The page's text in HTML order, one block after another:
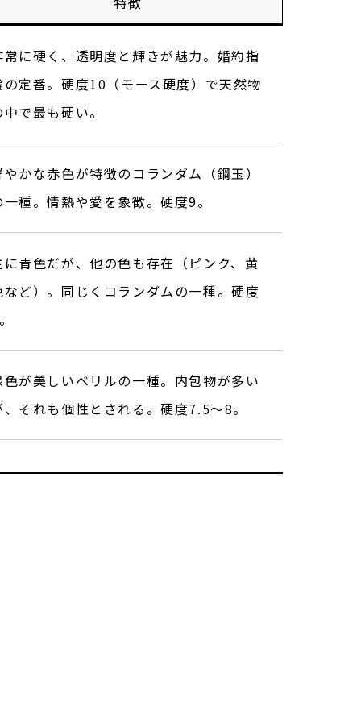
常に硬く、透明度と輝きが魅力。婚約指
の定番。硬度10（モース硬度）で天然物
中で最も硬い。
やかな赤色が特徴のコランダム（鋼玉）
一種。情熱や愛を象徴。硬度9。
に青色だが、他の色も存在（ピンク、黄
など）。同じくコランダムの一種。硬度
色が美しいベリルの一種。内包物が多い
、それも個性とされる。硬度7.5～8。